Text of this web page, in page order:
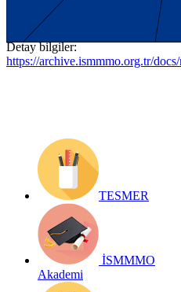
Yayın Tarihi: 25 Ocak 2019
Detay bilgiler:
https://archive.ismmmo.org.tr/
TESMER
İSMMMO
Akademi